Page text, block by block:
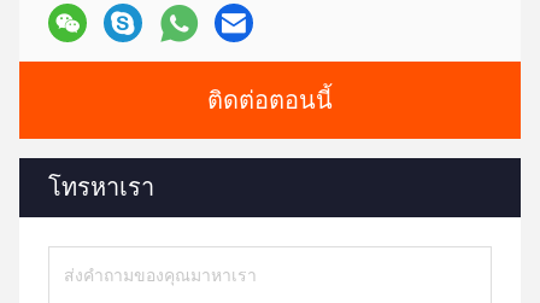
ติดต่อตอนนี้
โทรหาเรา